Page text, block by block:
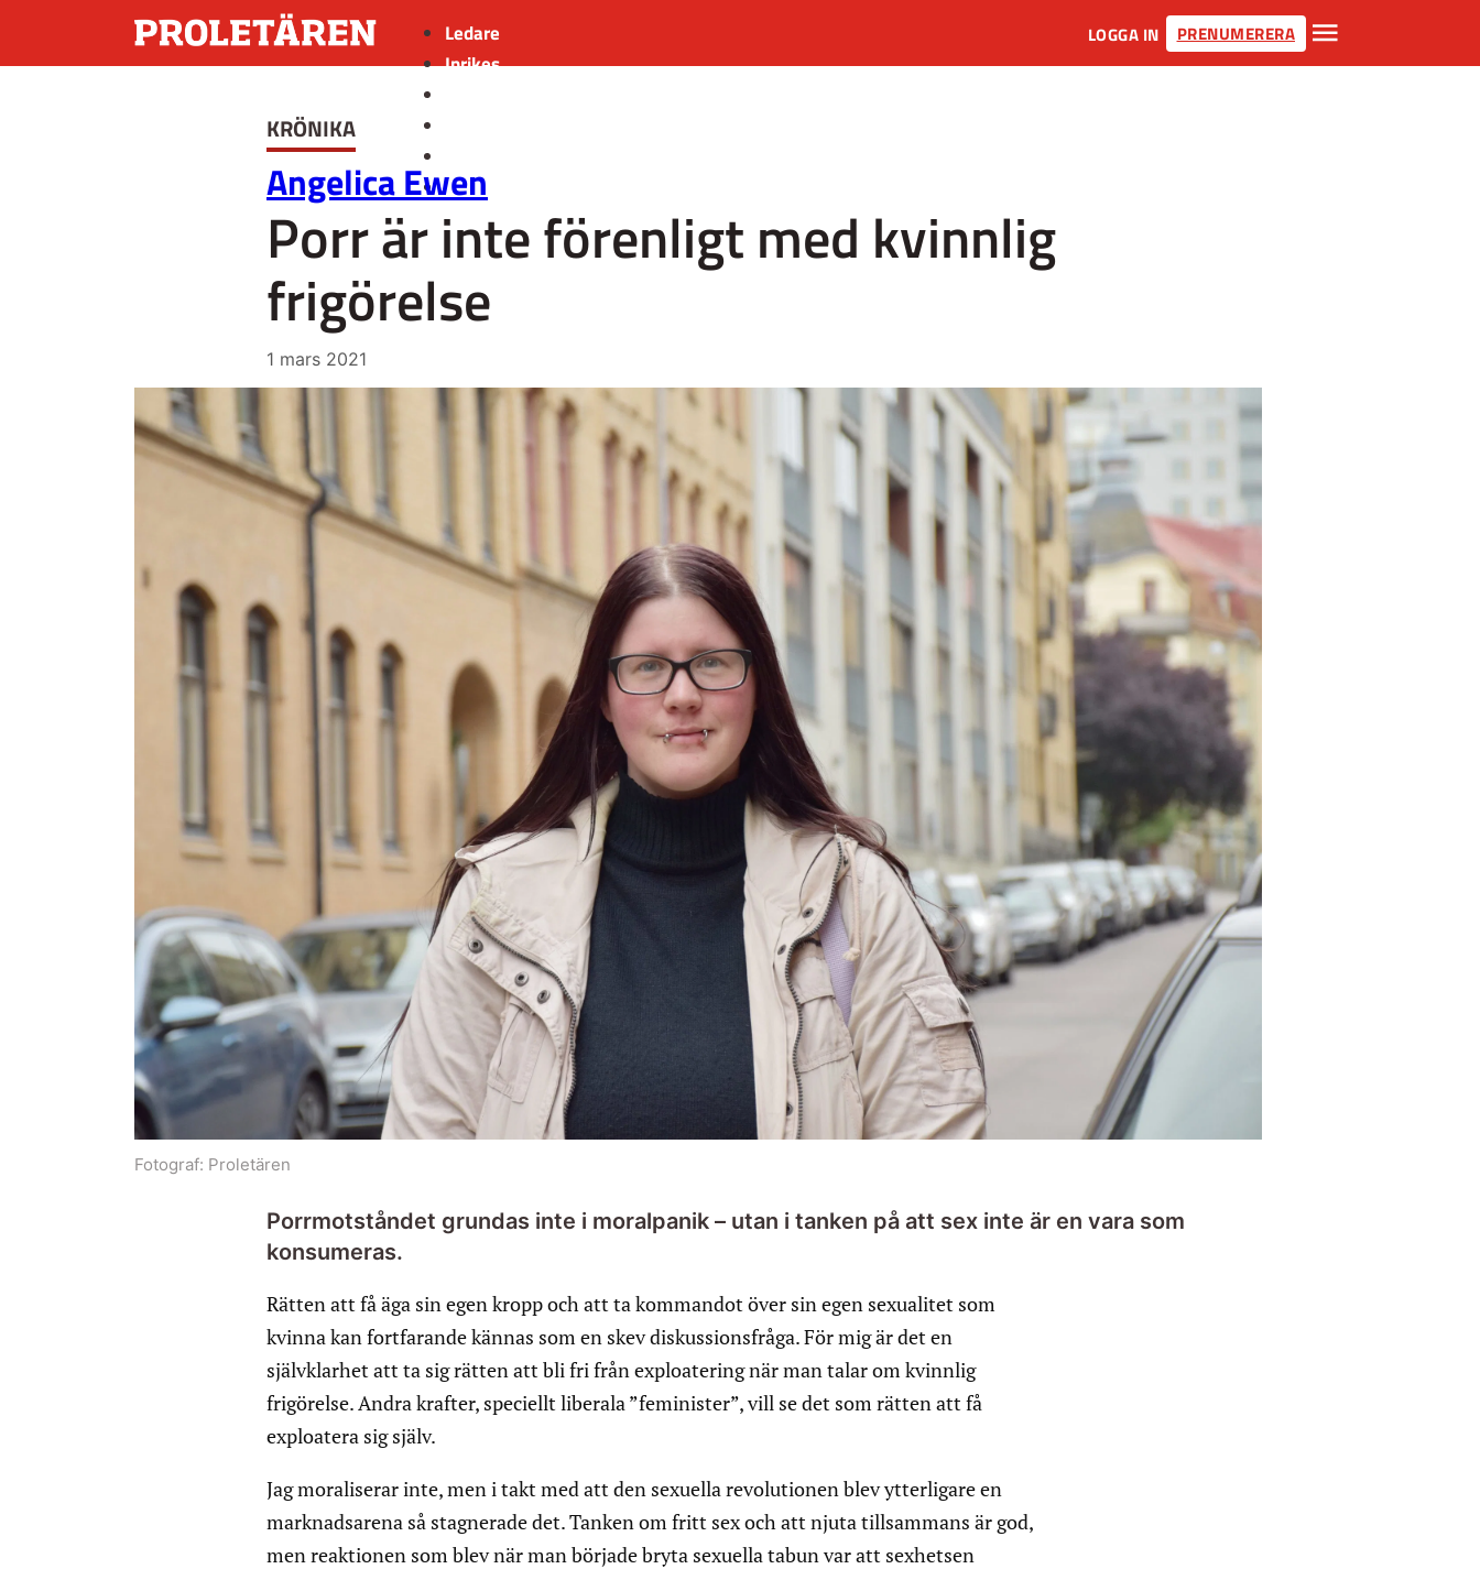
Ledare
Inrikes
Insänt
LOGGA IN PRENUMERERA
KRÖNIKA
Angelica Ewen
Porr är inte förenligt med kvinnlig
frigörelse
1 mars 2021
Fotograf: Proletären
Porrmotståndet grundas inte i moralpanik – utan i tanken på att sex inte är en vara som
konsumeras.
Rätten att få äga sin egen kropp och att ta kommandot över sin egen sexualitet som
kvinna kan fortfarande kännas som en skev diskussionsfråga. För mig är det en
självklarhet att ta sig rätten att bli fri från exploatering när man talar om kvinnlig
frigörelse. Andra krafter, speciellt liberala ”feminister”, vill se det som rätten att få
exploatera sig själv.
Jag moraliserar inte, men i takt med att den sexuella revolutionen blev ytterligare en
marknadsarena så stagnerade det. Tanken om fritt sex och att njuta tillsammans är god,
men reaktionen som blev när man började bryta sexuella tabun var att sexhetsen